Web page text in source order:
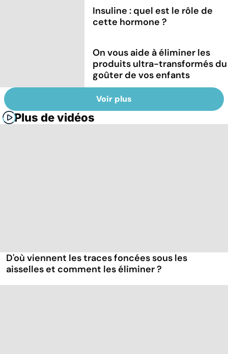
Insuline : quel est le rôle de
cette hormone ?
On vous aide à éliminer les
produits ultra-transformés du
goûter de vos enfants
Voir plus
Plus de vidéos
D'où viennent les traces foncées sous les
aisselles et comment les éliminer ?